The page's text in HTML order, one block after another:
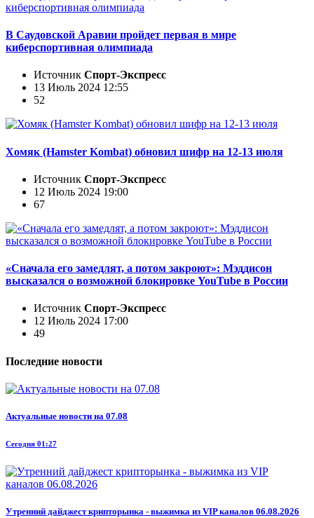
В Саудовской Аравии пройдет первая в мире
киберспортивная олимпиада
Источник Спорт-Экспресс
13 Июль 2024 12:55
52
Хомяк (Hamster Kombat) обновил шифр на 12-13 июля
Источник Спорт-Экспресс
12 Июль 2024 19:00
67
«Сначала его замедлят, а потом закроют»: Мэддисон
высказался о возможной блокировке YouTube в России
Источник Спорт-Экспресс
12 Июль 2024 17:00
49
Последние новости
Актуальные новости на 07.08
Сегодня 01:27
Утренний дайджест крипторынка - выжимка из VIP каналов 06.08.2026